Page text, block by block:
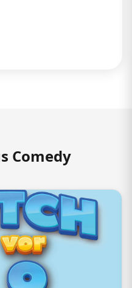
Comedy